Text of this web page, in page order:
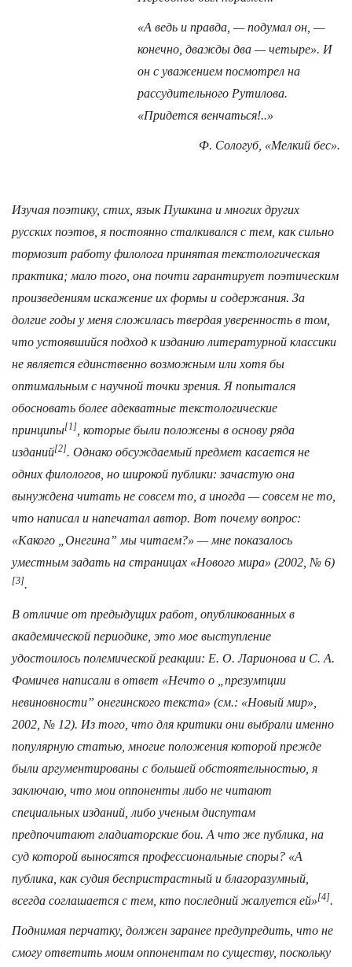
«А ведь и правда, — подумал он, —
конечно, дважды два — четыре». И
он с уважением посмотрел на
рассудительного Рутилова.
«Придется венчаться!..»
Ф. Сологуб, «Мелкий бес».
Изучая поэтику, стих, язык Пушкина и многих других
русских поэтов, я постоянно сталкивался с тем, как сильно
тормозит работу филолога принятая текстологическая
практика; мало того, она почти гарантирует поэтическим
произведениям искажение их формы и содержания. За
долгие годы у меня сложилась твердая уверенность в том,
что устоявшийся подход к изданию литературной классики
не является единственно возможным или хотя бы
оптимальным с научной точки зрения. Я попытался
обосновать более адекватные текстологические
принципы[1]
, которые были положены в основу ряда
изданий[2]. Однако обсуждаемый предмет касается не
одних филологов, но широкой публики: зачастую она
вынуждена читать не совсем то, а иногда — совсем не то,
что написал и напечатал автор. Вот почему вопрос:
«Какого „Онегина” мы читаем?» — мне показалось
уместным задать на страницах «Нового мира» (2002, № 6)
[3].
В отличие от предыдущих работ, опубликованных в
академической периодике, это мое выступление
удостоилось полемической реакции: Е. О. Ларионова и С. А.
Фомичев написали в ответ «Нечто о „презумпции
невиновности” онегинского текста» (см.: «Новый мир»,
2002, № 12). Из того, что для критики они выбрали именно
популярную статью, многие положения которой прежде
были аргументированы с большей обстоятельностью, я
заключаю, что мои оппоненты либо не читают
специальных изданий, либо ученым диспутам
предпочитают гладиаторские бои. А что же публика, на
суд которой выносятся профессиональные споры? «А
публика, как судия беспристрастный и благоразумный,
всегда соглашается с тем, кто последний жалуется ей»[4].
Поднимая перчатку, должен заранее предупредить, что не
смогу ответить моим оппонентам по существу, поскольку